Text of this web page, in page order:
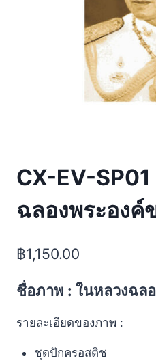
CX-EV-SP01
ฉลองพระองค์
฿1,150.00
ชื่อภาพ : ในหลวงฉล
รายละเอียดของภาพ :
ชุดปักครอสติช